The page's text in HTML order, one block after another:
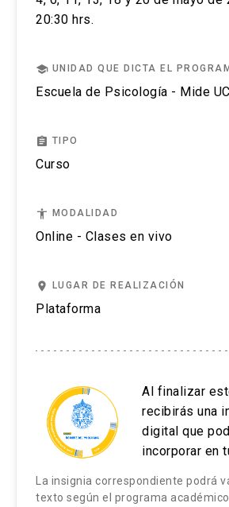
20:30 hrs.
school UNIDAD QUE DICTA EL
Escuela de Psicología - Mide UC
assignment TIPO
Curso
accessibility MODALIDAD
Online - Clases en vivo
place LUGAR DE REALIZACIÓN
Plataforma
Al finalizar
recibirás una
digital que
incorporar en
La insignia correspondiente podrá
texto según el programa